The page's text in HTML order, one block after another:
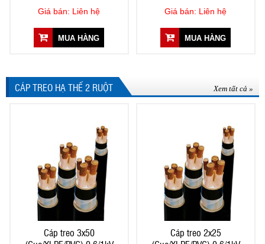
Giá bán: Liên hệ
MUA HÀNG
Giá bán: Liên hệ
MUA HÀNG
CÁP TREO HẠ THẾ 2 RUỘT Xem tất cả »
Cáp treo 3x50
Cáp treo 2x25